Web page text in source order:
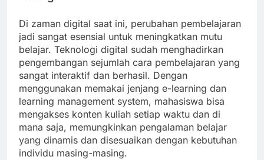
Di zaman digital saat ini, perubahan pembelajaran
jadi sangat esensial untuk meningkatkan mutu
belajar. Teknologi digital sudah menghadirkan
pengembangan sejumlah cara pembelajaran yang
sangat interaktif dan berhasil. Dengan
menggunakan memakai jenjang e-learning dan
learning management system, mahasiswa bisa
mengakses konten kuliah setiap waktu dan di
mana saja, memungkinkan pengalaman belajar
yang dinamis dan disesuaikan dengan kebutuhan
individu masing-masing.